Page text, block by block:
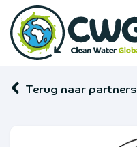
Overslaan naar inhoud
Terug naar partners